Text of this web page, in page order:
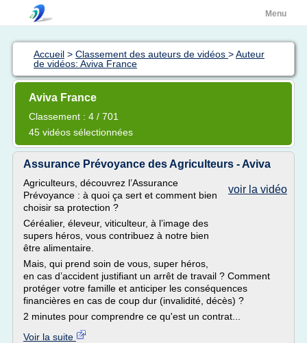
Menu
Accueil > Classement des auteurs de vidéos >Auteur
de vidéos: Aviva France
Aviva France
Classement : 4 / 701
45 vidéos sélectionnées
Assurance Prévoyance des Agriculteurs - Aviva
voir la vidéo
Agriculteurs, découvrez l’Assurance
Prévoyance : à quoi ça sert et comment bien
choisir sa protection ?
Céréalier, éleveur, viticulteur, à l’image des
supers héros, vous contribuez à notre bien
être alimentaire.
Mais, qui prend soin de vous, super héros,
en cas d’accident justifiant un arrêt de travail ? Comment
protéger votre famille et anticiper les conséquences
financières en cas de coup dur (invalidité, décès) ?
2 minutes pour comprendre ce qu'est un contrat...
Voir la suite